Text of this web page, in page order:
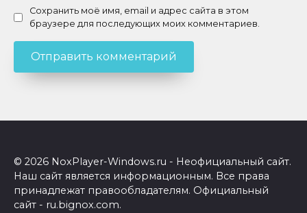
Сохранить моё имя, email и адрес сайта в этом
браузере для последующих моих комментариев.
© 2026 NoxPlayer-Windows.ru - Неофициальный сайт.
Наш сайт является информационным. Все права
принадлежат правообладателям. Официальный
сайт - ru.bignox.com.